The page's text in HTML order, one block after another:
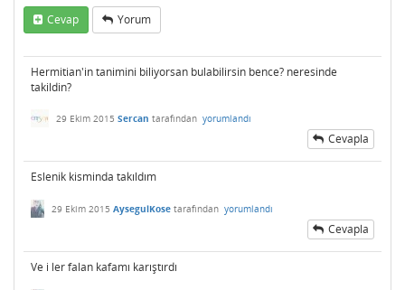
Cevap Yorum
Hermitian'in tanimini biliyorsan bulabilirsin bence? neresinde
takildin?
29 Ekim 2015 Sercan tarafından yorumlandı
Cevapla
Eslenik kisminda takıldım
29 Ekim 2015 AysegulKose tarafından yorumlandı
Cevapla
Ve i ler falan kafamı karıştırdı